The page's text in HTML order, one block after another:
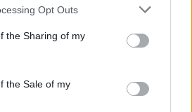
app uses one or more Google
usage behaviour. You may click to
Google and its third-party tags to
specified purposes in below Google
Opt Outs
the Sharing of my
the Sale of my